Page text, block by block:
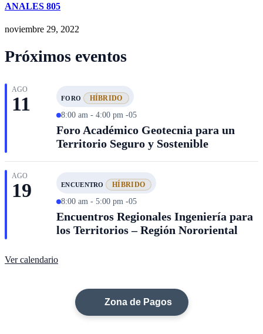
ANALES 805
noviembre 29, 2022
Próximos eventos
AGO
11 FORO HÍBRIDO
8:00 am - 4:00 pm -05
Foro Académico Geotecnia para un
Territorio Seguro y Sostenible
AGO
19 ENCUENTRO HÍBRIDO
8:00 am - 5:00 pm -05
Encuentros Regionales Ingeniería para
los Territorios – Región Nororiental
Ver calendario
Zona de Pagos